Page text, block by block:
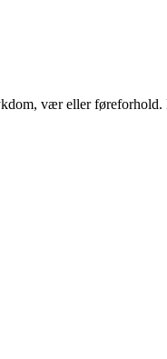
vær eller